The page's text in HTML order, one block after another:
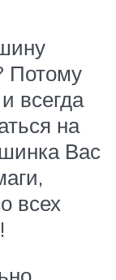
Потому
всегда
на
Вас
всех